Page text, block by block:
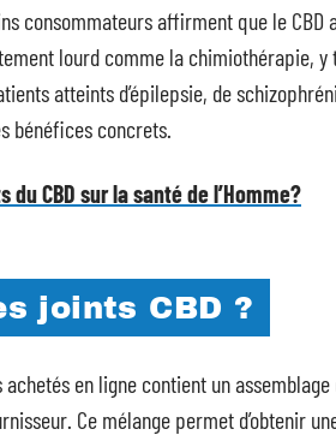
consommateurs affirment que le CBD
lourd comme la chimiothérapie,
atteints d’épilepsie, de
bénéfices concrets.
du CBD sur la santé de l’Homme?
joints CBD ?
en ligne contient un
Ce mélange permet d’obtenir